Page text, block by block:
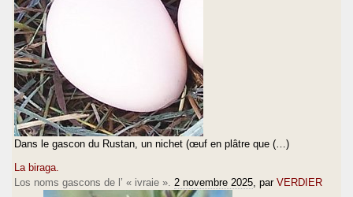
Dans le gascon du Rustan, un nichet (œuf en plâtre que (…)
La biraga.
Los noms gascons de l’ « ivraie ». 2 novembre 2025 , par VERDIER